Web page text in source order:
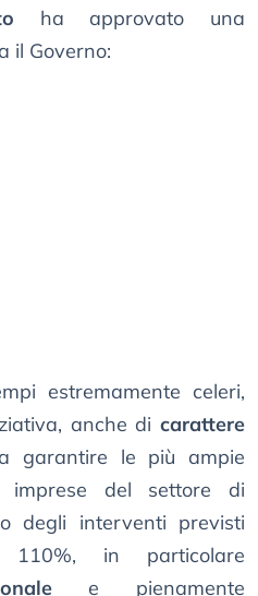
ha approvato una
il Governo:
estremamente celeri,
anche di carattere
garantire le più ampie
imprese del settore di
degli interventi previsti
110%, in particolare
e pienamente